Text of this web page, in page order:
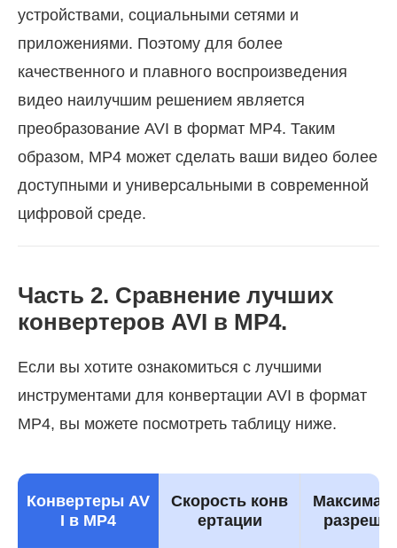
устройствами, социальными сетями и
приложениями. Поэтому для более
качественного и плавного воспроизведения
видео наилучшим решением является
преобразование AVI в формат MP4. Таким
образом, MP4 может сделать ваши видео более
доступными и универсальными в современной
цифровой среде.
Часть 2. Сравнение лучших
конвертеров AVI в MP4.
Если вы хотите ознакомиться с лучшими
инструментами для конвертации AVI в формат
MP4, вы можете посмотреть таблицу ниже.
Конвертеры AV
I в MP4
Скорость конв
ертации